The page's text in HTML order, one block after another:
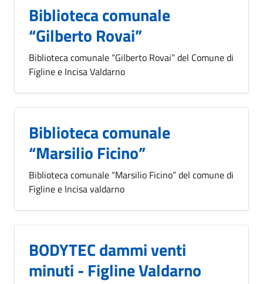
Biblioteca comunale
“Gilberto Rovai”
Biblioteca comunale “Gilberto Rovai” del Comune di
Figline e Incisa Valdarno
Biblioteca comunale
“Marsilio Ficino”
Biblioteca comunale “Marsilio Ficino” del comune di
Figline e Incisa valdarno
BODYTEC dammi venti
minuti - Figline Valdarno